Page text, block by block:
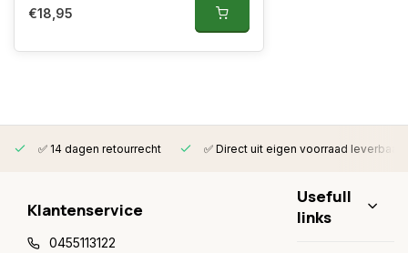
€18,95
✅ 14 dagen retourrecht ✅ Direct uit eigen voorraad leverbaar
Klantenservice
0455113122
Usefull
links